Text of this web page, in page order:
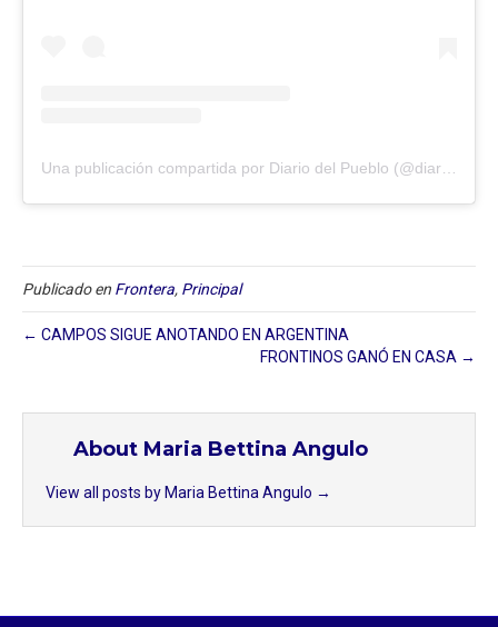
Publicado en Frontera, Principal
← CAMPOS SIGUE ANOTANDO EN ARGENTINA
FRONTINOS GANÓ EN CASA →
About Maria Bettina Angulo
View all posts by Maria Bettina Angulo →